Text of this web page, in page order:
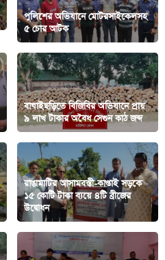
পুলিশের অভিযানে মোটরসাইকেলসহ
৫ চোর আটক
বাঘাইছড়িতে বিজিবির অভিযানে প্রায়
৯ লাখ টাকার অবৈধ সেগুন কাঠ জব্দ
রাঙামাটির আসামবস্তী-কাপ্তাই সড়কে
১৫ কোটি টাকা ব্যয়ে ৪টি ব্রীজের
উদ্বোধন